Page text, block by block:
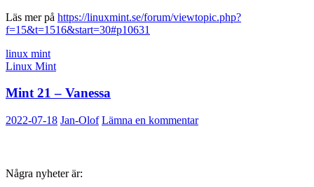
Läs mer på https://linuxmint.se/forum/viewtopic.php?
f=15&t=1516&start=30#p10631
linux mint
Linux Mint
Mint 21 – Vanessa
2022-07-18 Jan-Olof Lämna en kommentar
Några nyheter är: